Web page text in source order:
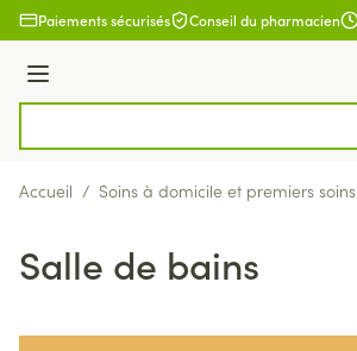
Aller au contenu
Paiements sécurisés Conseil du pharmacien
Menu
Accueil / Soins à domicile et premiers soins
Salle de bains